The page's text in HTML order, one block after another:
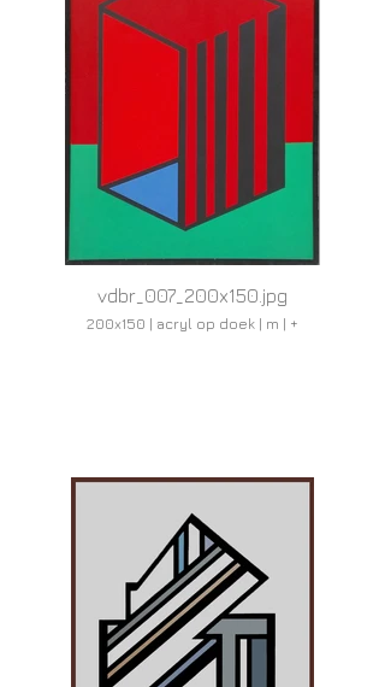
vdbr_007_200x150.jpg
200x150 | acryl op doek | m | +